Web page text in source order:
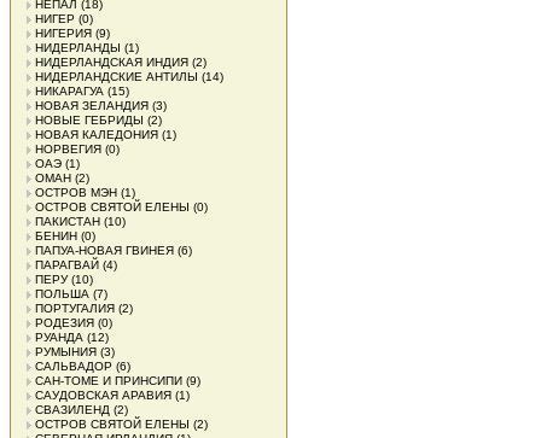
НЕПАЛ (18)
НИГЕР (0)
НИГЕРИЯ (9)
НИДЕРЛАНДЫ (1)
НИДЕРЛАНДСКАЯ ИНДИЯ (2)
НИДЕРЛАНДСКИЕ АНТИЛЫ (14)
НИКАРАГУА (15)
НОВАЯ ЗЕЛАНДИЯ (3)
НОВЫЕ ГЕБРИДЫ (2)
НОВАЯ КАЛЕДОНИЯ (1)
НОРВЕГИЯ (0)
ОАЭ (1)
ОМАН (2)
ОСТРОВ МЭН (1)
ОСТРОВ СВЯТОЙ ЕЛЕНЫ (0)
ПАКИСТАН (10)
БЕНИН (0)
ПАПУА-НОВАЯ ГВИНЕЯ (6)
ПАРАГВАЙ (4)
ПЕРУ(10)
ПОЛЬША (7)
ПОРТУГАЛИЯ (2)
РОДЕЗИЯ (0)
РУАНДА (12)
РУМЫНИЯ (3)
САЛЬВАДОР (6)
САН-ТОМЕ И ПРИНСИПИ (9)
САУДОВСКАЯ АРАВИЯ (1)
СВАЗИЛЕНД (2)
ОСТРОВ СВЯТОЙ ЕЛЕНЫ (2)